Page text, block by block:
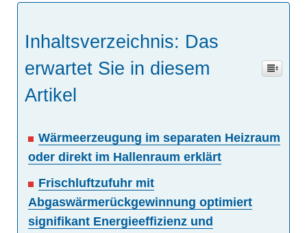
Inhaltsverzeichnis: Das
erwartet Sie in diesem
Artikel
Wärmeerzeugung im separaten Heizraum
oder direkt im Hallenraum erklärt
Frischluftzufuhr mit
Abgaswärmerückgewinnung optimiert
signifikant Energieeffizienz und